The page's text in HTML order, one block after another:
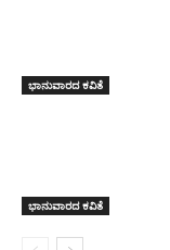
ಭಾನುವಾರದ ಕವಿತೆ
ಭಾನುವಾರದ ಕವಿತೆ